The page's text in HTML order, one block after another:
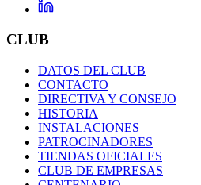
CLUB
DATOS DEL CLUB
CONTACTO
DIRECTIVA Y CONSEJO
HISTORIA
INSTALACIONES
PATROCINADORES
TIENDAS OFICIALES
CLUB DE EMPRESAS